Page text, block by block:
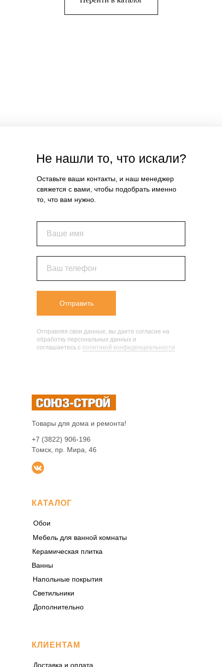
Ваше имя
Ваш телефон
Отправить
Не нашли то, что искали?
Оставьте ваши контакты, и наш менеджер
свяжется с вами, чтобы подобрать именно
то, что вам нужно.
Отправляя свои данные, вы даете согласие на
обработку персональных данных и
соглашаетесь c политикой конфиденциальности
КАТАЛОГ
КЛИЕНТАМ
Товары для дома и ремонта!
Обои
Мебель для ванной комнаты
Доставка и оплата
+7 (3822) 906-196
Томск, пр. Мира, 46
Напольные покрытия
Светильники
Дополнительно
Керамическая плитка
Ванны